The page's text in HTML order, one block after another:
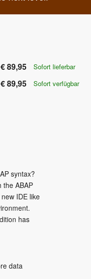
€ 89,95 Sofort lieferbar
€ 89,95 Sofort verfügbar
syntax?
the ABAP
IDE like
has
data